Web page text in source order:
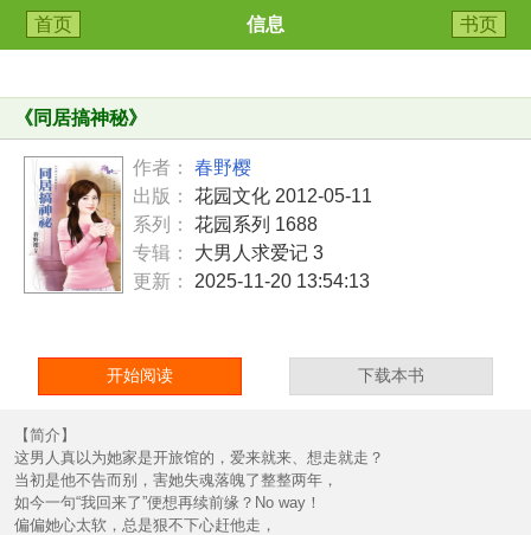
首页 信息 书页
《同居搞神秘》
作者：
春野樱
出版：
花园文化 2012-05-11
系列：
花园系列 1688
专辑：
大男人求爱记 3
更新：
2025-11-20 13:54:13
开始阅读 下载本书
【简介】
这男人真以为她家是开旅馆的，爱来就来、想走就走？
当初是他不告而别，害她失魂落魄了整整两年，
如今一句“我回来了”便想再续前缘？No way！
偏偏她心太软，总是狠不下心赶他走，